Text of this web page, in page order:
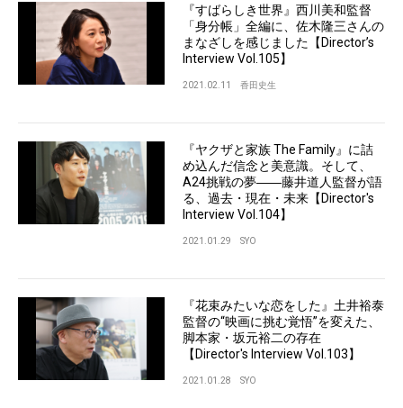
『すばらしき世界』西川美和監督
「身分帳」全編に、佐木隆三さんの
まなざしを感じました【Director’s
Interview Vol.105】
2021.02.11 香田史生
『ヤクザと家族 The Family』に詰
め込んだ信念と美意識。そして、
A24挑戦の夢――藤井道人監督が語
る、過去・現在・未来【Director's
Interview Vol.104】
2021.01.29 SYO
『花束みたいな恋をした』土井裕泰
監督の“映画に挑む覚悟”を変えた、
脚本家・坂元裕二の存在
【Director's Interview Vol.103】
2021.01.28 SYO